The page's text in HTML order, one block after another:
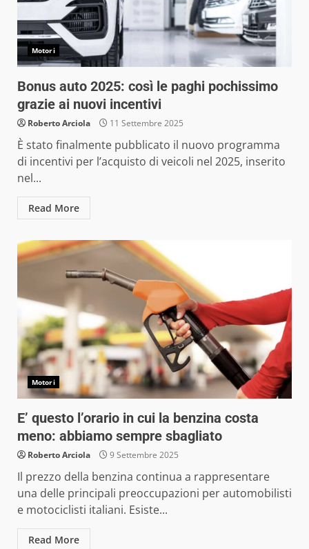
Motori
Bonus auto 2025: così le paghi pochissimo
grazie ai nuovi incentivi
Roberto Arciola 11 Settembre 2025
È stato finalmente pubblicato il nuovo programma
di incentivi per l’acquisto di veicoli nel 2025, inserito
nel...
Read More
Motori
E’ questo l’orario in cui la benzina costa
meno: abbiamo sempre sbagliato
Roberto Arciola 9 Settembre 2025
Il prezzo della benzina continua a rappresentare
una delle principali preoccupazioni per automobilisti
e motociclisti italiani. Esiste...
Read More